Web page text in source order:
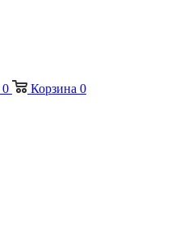
0 Корзина 0